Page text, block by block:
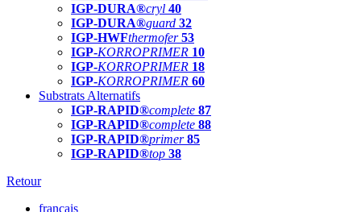
IGP-DURA®cryl 40
IGP-DURA®guard 32
IGP-HWFthermofer 53
IGP-KORROPRIMER 10
IGP-KORROPRIMER 18
IGP-KORROPRIMER 60
Substrats Alternatifs
IGP-RAPID®complete 87
IGP-RAPID®complete 88
IGP-RAPID®primer 85
IGP-RAPID®top 38
Retour
français